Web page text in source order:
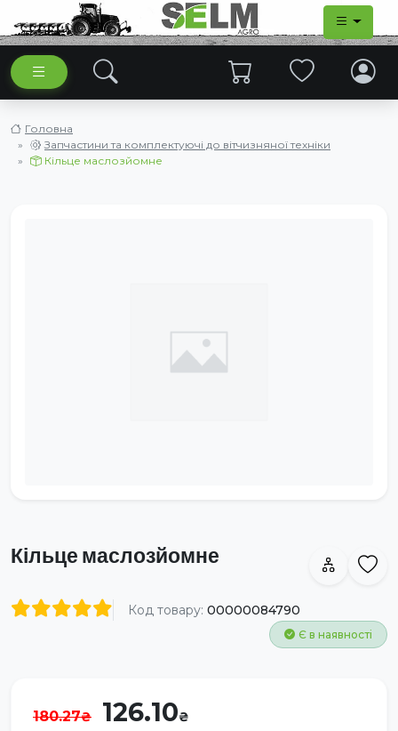
Головна
Запчастини та комплектуючі до вітчизняної техніки
Кільце маслозйомне
Кільце маслозйомне
Код товару: 00000084790
Є в наявності
180.27 126.10